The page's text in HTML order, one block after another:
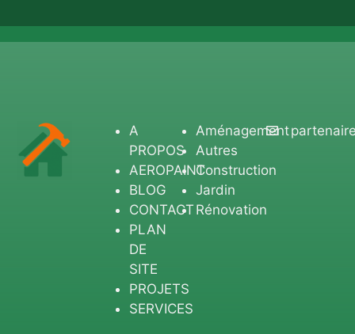
A
PROPOS
AEROPAINT
BLOG
CONTACT
PLAN
DE
SITE
PROJETS
SERVICES
Aménagement
Autres
Construction
Jardin
Rénovation